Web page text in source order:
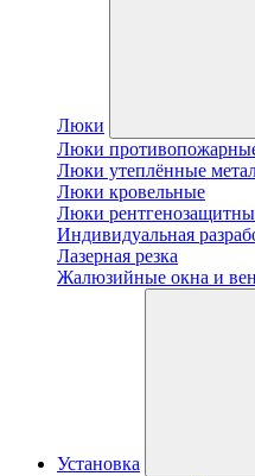
Люки
Люки
Люки утеплённые
Люки кровельные
Люки
Индивидуальная
Лазерная резка
Жалюзийные окна и
Установка